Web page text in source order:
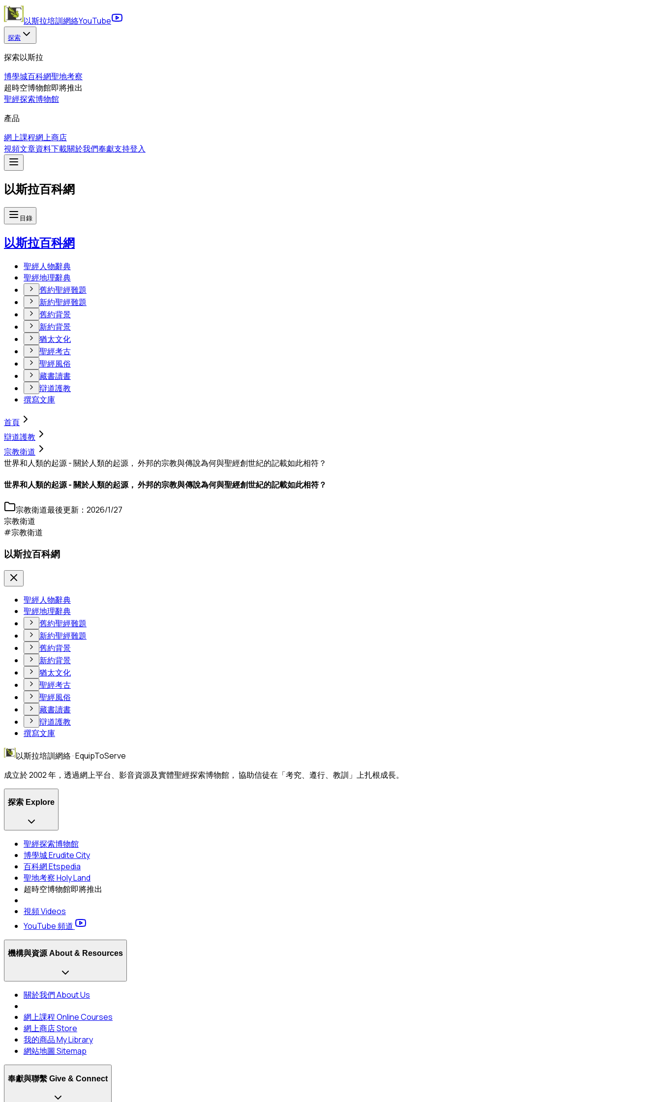
以斯拉培訓網絡YouTube
探索
探索以斯拉
博學城百科網聖地考察
超時空博物館即將推出
聖經探索博物館
產品
網上課程網上商店
視頻文章資料下載關於我們奉獻支持登入
以斯拉百科網
目錄
以斯拉百科網
聖經人物辭典
聖經地理辭典
舊約聖經難題
新約聖經難題
舊約背景
新約背景
猶太文化
聖經考古
聖經風俗
藏書讀書
辯道護教
撰寫文庫
首頁
辯道護教
宗教衛道
世界和人類的起源 - 關於人類的起源， 外邦的宗教與傳說為何與聖經創世紀的記載如此相符？
世界和人類的起源 - 關於人類的起源， 外邦的宗教與傳說為何與聖經創世紀的記載如此相符？
宗教衛道最後更新： 2026/1/27
宗教衛道
#宗教衛道
以斯拉百科網
聖經人物辭典
聖經地理辭典
舊約聖經難題
新約聖經難題
舊約背景
新約背景
猶太文化
聖經考古
聖經風俗
藏書讀書
辯道護教
撰寫文庫
以斯拉培訓網絡 · EquipToServe
成立於 2002 年，透過網上平台、影音資源及實體聖經探索博物館， 協助信徒在「考究、遵行、教訓」上扎根成長。
探索 Explore
聖經探索博物館
博學城 Erudite City
百科網 Etspedia
聖地考察 Holy Land
超時空博物館即將推出
視頻 Videos
YouTube 頻道
機構與資源 About & Resources
關於我們 About Us
網上課程 Online Courses
網上商店 Store
我的商品 My Library
網站地圖 Sitemap
奉獻與聯繫 Give & Connect